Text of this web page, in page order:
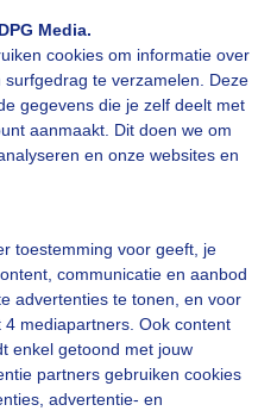
Media.
cookies om informatie over
te verzamelen. Deze
gegevens die je zelf deelt met
aanmaakt. Dit doen we om
en onze websites en
toestemming voor geeft, je
communicatie en aanbod
advertenties te tonen, en voor
mediapartners. Ook content
enkel getoond met jouw
partners gebruiken cookies
advertentie- en
geduld aub...